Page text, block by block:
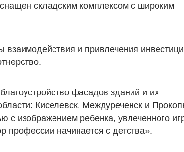
складским комплексом с широким
и привлечения
фасадов зданий и их
Киселевск, Междуреченск и
с изображением ребенка, увлеченного
начинается с детства».